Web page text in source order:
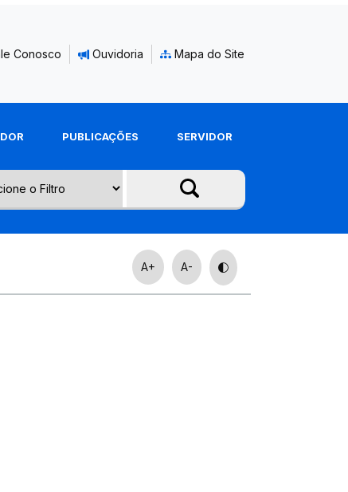
Conosco Ouvidoria Mapa do Site
PUBLICAÇÕES SERVIDOR
A+ A-